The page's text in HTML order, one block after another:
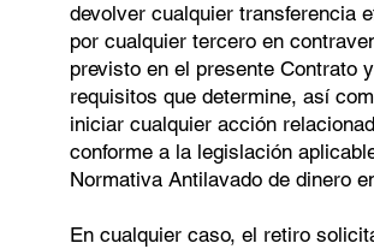
devolver cualquier transferencia
por cualquier tercero en
previsto en el presente Contrato
requisitos que determine, así
iniciar cualquier acción
conforme a la legislación
Normativa Antilavado de dinero
En cualquier caso, el retiro